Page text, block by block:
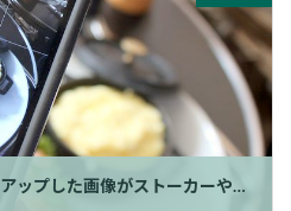
住所が特定される？SNSへアップした画像がストーカーや泥棒をおびき寄せる！